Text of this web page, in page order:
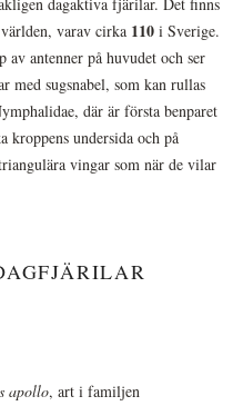
varav cirka 110 i Sverige.
antenner på huvudet och ser
med sugsnabel, som kan rullas
där är första benparet
kroppens undersida och på
vingar som när de vilar
apollo, art i familjen